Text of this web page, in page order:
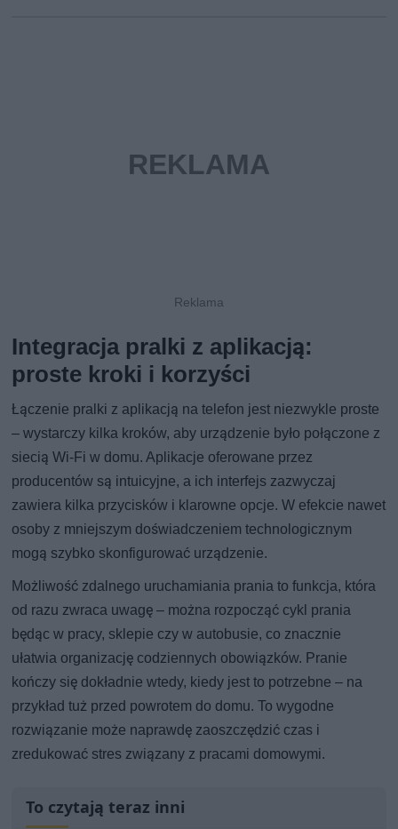
Integracja pralki z aplikacją:
proste kroki i korzyści
Łączenie pralki z aplikacją na telefon jest niezwykle proste
– wystarczy kilka kroków, aby urządzenie było połączone z
siecią Wi-Fi w domu. Aplikacje oferowane przez
producentów są intuicyjne, a ich interfejs zazwyczaj
zawiera kilka przycisków i klarowne opcje. W efekcie nawet
osoby z mniejszym doświadczeniem technologicznym
mogą szybko skonfigurować urządzenie.
Możliwość zdalnego uruchamiania prania to funkcja, która
od razu zwraca uwagę – można rozpocząć cykl prania
będąc w pracy, sklepie czy w autobusie, co znacznie
ułatwia organizację codziennych obowiązków. Pranie
kończy się dokładnie wtedy, kiedy jest to potrzebne – na
przykład tuż przed powrotem do domu. To wygodne
rozwiązanie może naprawdę zaoszczędzić czas i
zredukować stres związany z pracami domowymi.
To czytają teraz inni